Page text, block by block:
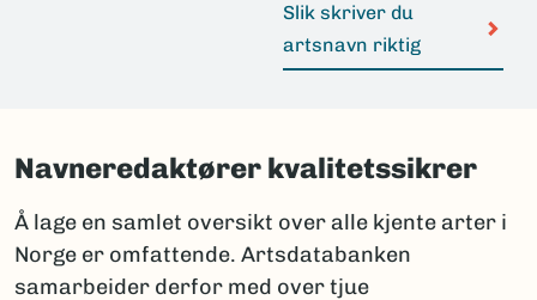
Slik skriver du
artsnavn riktig
Navneredaktører kvalitetssikrer
Å lage en samlet oversikt over alle kjente arter i
Norge er omfattende. Artsdatabanken
samarbeider derfor med over tjue